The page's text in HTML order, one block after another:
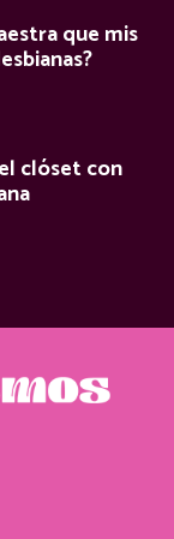
que mis
clóset con